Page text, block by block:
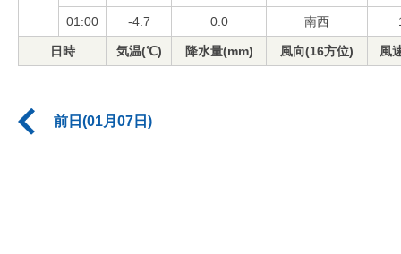
01:00 -4.7 0.0 南西
日時 気温(℃) 降水量(mm) 風向(16方位) 風
前日(01月07日)